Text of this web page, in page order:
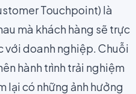
Touchpoint) là
mà khách hàng sẽ trực
doanh nghiệp. Chuỗi
hành trình trải nghiệm
lại có những ảnh hưởng